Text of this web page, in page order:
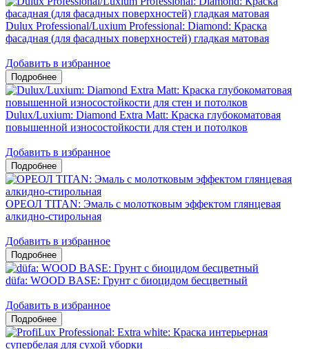
Dulux Professional/Luxium Professional: Diamond: Краска
фасадная (для фасадных поверхностей) гладкая матовая
Добавить в избранное
Dulux/Luxium: Diamond Extra Matt: Краска глубокоматовая
повышенной износостойкости для стен и потолков
Добавить в избранное
ОРЕОЛ TITAN: Эмаль с молотковым эффектом глянцевая
алкидно-стирольная
Добавить в избранное
düfa: WOOD BASE: Грунт с биоцидом бесцветный
Добавить в избранное